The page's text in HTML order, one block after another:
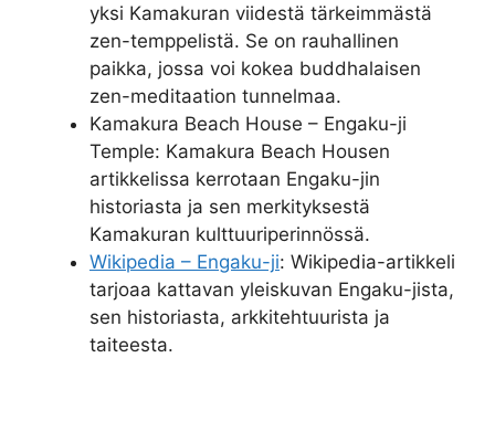
yksi Kamakuran viidestä tärkeimmästä
zen-temppelistä. Se on rauhallinen
paikka, jossa voi kokea buddhalaisen
zen-meditaation tunnelmaa.
Kamakura Beach House – Engaku-ji
Temple: Kamakura Beach Housen
artikkelissa kerrotaan Engaku-jin
historiasta ja sen merkityksestä
Kamakuran kulttuuriperinnössä.
Wikipedia – Engaku-ji: Wikipedia-artikkeli
tarjoaa kattavan yleiskuvan Engaku-jista,
sen historiasta, arkkitehtuurista ja
taiteesta.